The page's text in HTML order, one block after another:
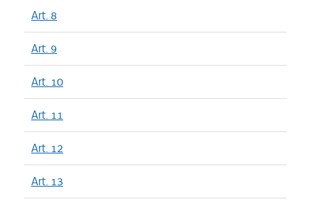
Art. 8
Art. 9
Art. 10
Art. 11
Art. 12
Art. 13